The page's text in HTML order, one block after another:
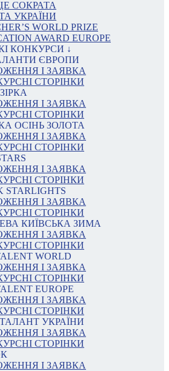
СОКРАТА
УКРАЇНИ
WORLD PRIZE
AWARD EUROPE
КОНКУРСИ ↓
ЄВРОПИ
І ЗАЯВКА
СТОРІНКИ
І ЗАЯВКА
СТОРІНКИ
ОСІНЬ ЗОЛОТА
І ЗАЯВКА
СТОРІНКИ
І ЗАЯВКА
СТОРІНКИ
STARLIGHTS
І ЗАЯВКА
СТОРІНКИ
КИЇВСЬКА ЗИМА
І ЗАЯВКА
СТОРІНКИ
WORLD
І ЗАЯВКА
СТОРІНКИ
EUROPE
І ЗАЯВКА
СТОРІНКИ
УКРАЇНИ
І ЗАЯВКА
СТОРІНКИ
І ЗАЯВКА